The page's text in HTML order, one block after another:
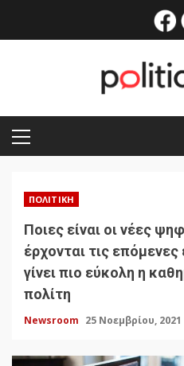
PRIMARY
MENU
ΠΟΛΙΤΙΚΉ
Ποιες είναι οι νέες
έρχονται τις
γίνει πιο εύκολη η
πολίτη
Newsroom 25 Νοεμβρίου, 2021